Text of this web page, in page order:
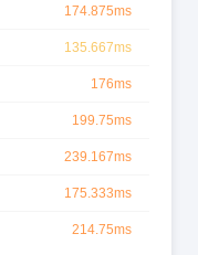
174.875ms
135.667ms
176ms
199.75ms
239.167ms
175.333ms
214.75ms